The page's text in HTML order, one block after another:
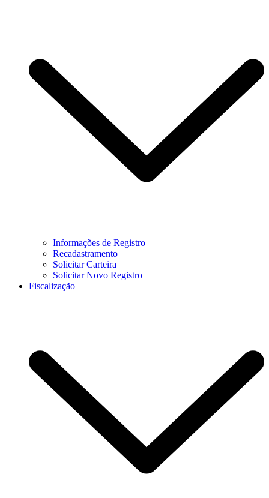
Informações de Registro
Recadastramento
Solicitar Carteira
Solicitar Novo Registro
Fiscalização